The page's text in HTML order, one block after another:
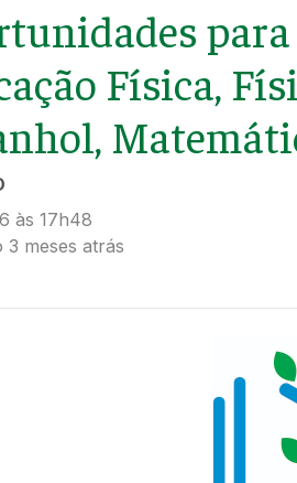
Física,
às 17h48
3 meses atrás